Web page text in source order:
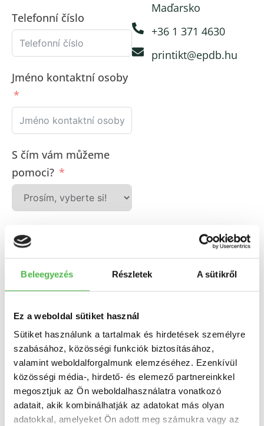
Beleegyezés Részletek A sütikről
Ez a weboldal sütiket használ
Sütiket használunk a tartalmak és hirdetések személyre
szabásához, közösségi funkciók biztosításához,
valamint weboldalforgalmunk elemzéséhez. Ezenkívül
közösségi média-, hirdető- és elemező partnereinkkel
megosztjuk az Ön weboldalhasználatra vonatkozó
adatait, akik kombinálhatják az adatokat más olyan
adatokkal, amelyeket Ön adott meg számukra vagy az
Telefonní číslo
Jméno kontaktní osoby
S čím vám můžeme
pomoci?
Zpráva
Přečetl(a) jsem si a
souhlasím s
informacemi o
zpracování osobních
údajů.
ODESLAT
Maďarsko
+36 1 371 4630
printikt@epdb.hu